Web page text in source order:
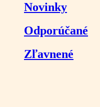
Novinky
Odporúčané
Zľavnené